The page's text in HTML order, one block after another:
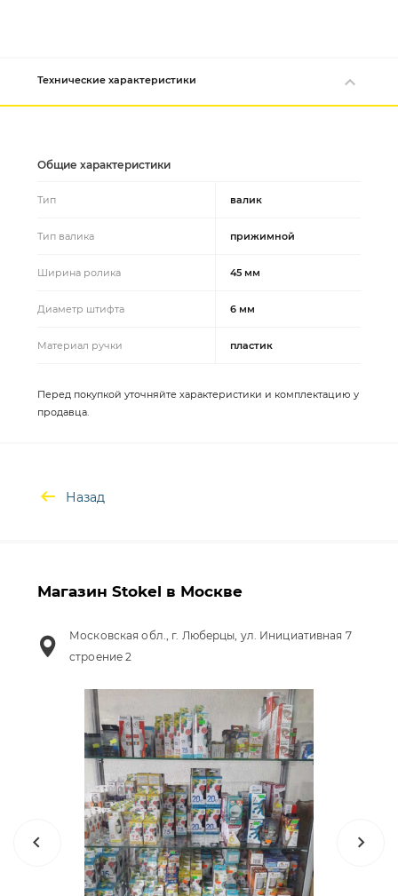
Технические характеристики
Общие характеристики
Тип валик
Тип валика прижимной
Ширина ролика 45 мм
Диаметр штифта 6 мм
Материал ручки пластик
Перед покупкой уточняйте характеристики и комплектацию у
продавца.
Назад
Магазин Stokel в Москве
Московская обл., г. Люберцы, ул. Инициативная 7
строение 2